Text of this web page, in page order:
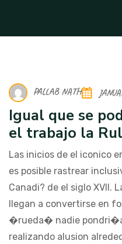
PALLAB NATH
Igual que se
el trabajo la
Las inicios de el iconico
es posible rastrear
Canadi? de el siglo
llegan a convertirse en
�rueda� nadie
realizando alusion